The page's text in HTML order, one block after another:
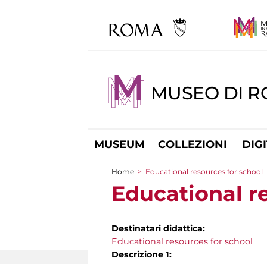
MUSEO DI
MUSEUM COLLEZIONI
You are here
Home > Educational resources for school
Educational
Destinatari didattica:
Educational resources for school
Descrizione 1: